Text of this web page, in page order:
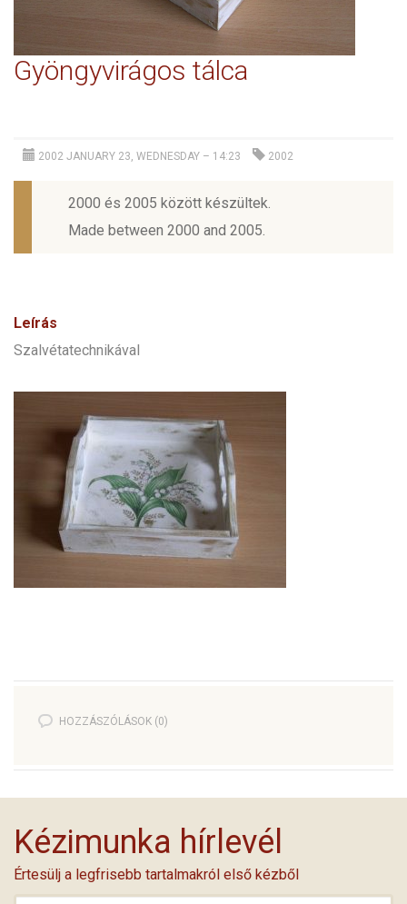
Gyöngyvirágos tálca
2002 JANUARY 23, WEDNESDAY – 14:23 2002
2000 és 2005 között készültek.
Made between 2000 and 2005.
Leírás
Szalvétatechnikával
HOZZÁSZÓLÁSOK (0)
Kézimunka hírlevél
Értesülj a legfrisebb tartalmakról első kézből